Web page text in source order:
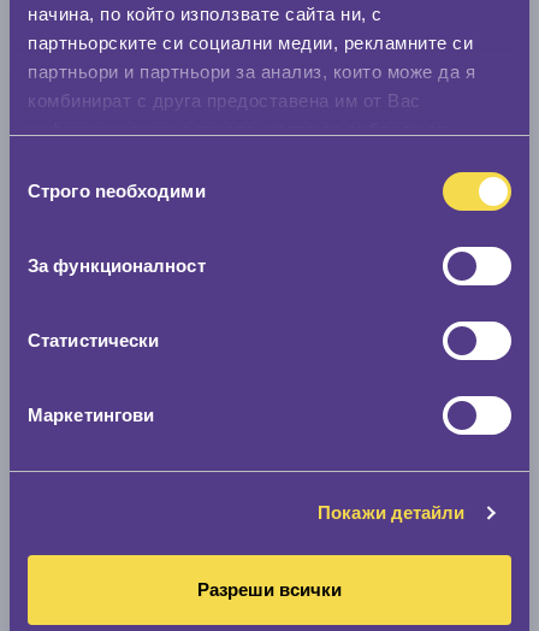
начина, по който използвате сайта ни, с
партньорските си социални медии, рекламните си
партньори и партньори за анализ, които може да я
комбинират с друга предоставена им от Вас
наСтрого nеобходими
За функционалност
Статистически
Маркетингови
Покажи детайли
Разреши всички
Нов размер
0 км/ч